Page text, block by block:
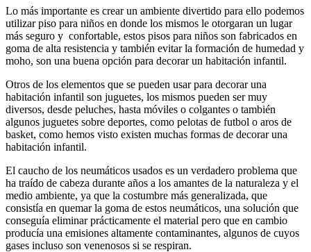
Lo más importante es crear un ambiente divertido para ello podemos
utilizar piso para niños en donde los mismos le otorgaran un lugar
más seguro y confortable, estos pisos para niños son fabricados en
goma de alta resistencia y también evitar la formación de humedad y
moho, son una buena opción para decorar un habitación infantil.
Otros de los elementos que se pueden usar para decorar una
habitación infantil son juguetes, los mismos pueden ser muy
diversos, desde peluches, hasta móviles o colgantes o también
algunos juguetes sobre deportes, como pelotas de futbol o aros de
basket, como hemos visto existen muchas formas de decorar una
habitación infantil.
El caucho de los neumáticos usados es un verdadero problema que
ha traído de cabeza durante años a los amantes de la naturaleza y el
medio ambiente, ya que la costumbre más generalizada, que
consistía en quemar la goma de estos neumáticos, una solución que
conseguía eliminar prácticamente el material pero que en cambio
producía una emisiones altamente contaminantes, algunos de cuyos
gases incluso son venenosos si se respiran.